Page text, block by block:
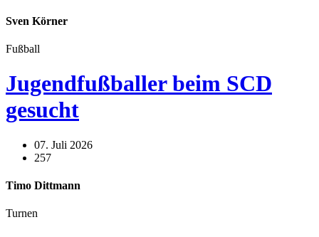
Sven Körner
Fußball
Jugendfußballer beim SCD
gesucht
07. Juli 2026
257
Timo Dittmann
Turnen